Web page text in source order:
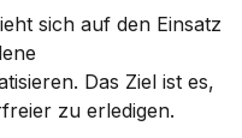
sich auf den Einsatz
Das Ziel ist es,
zu erledigen.